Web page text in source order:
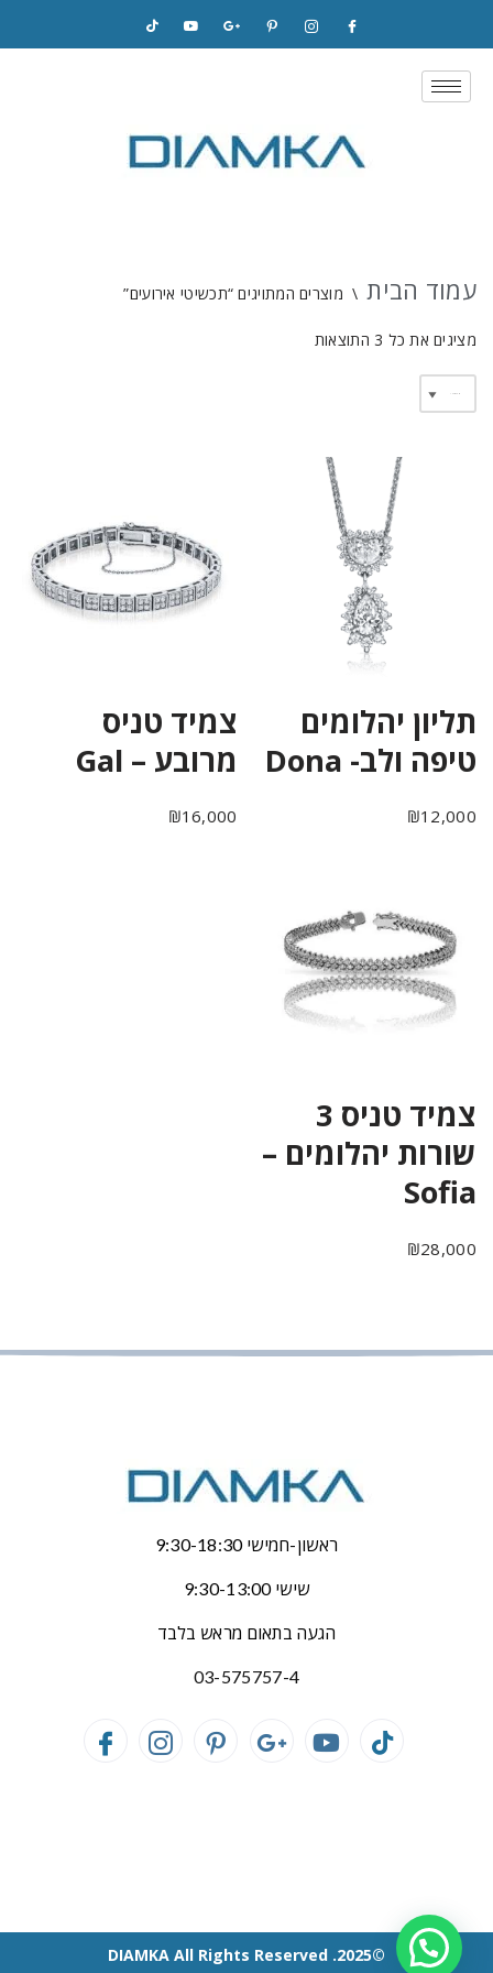
Skip
to
עמוד הבית \ מוצרים המתויגים “תכשיטי אירועים”
מציגים את כל ⁦3⁩ התוצאות
תליון יהלומים
טיפה ולב- Dona
₪12,000
צמיד טניס
מרובע – Gal
₪16,000
צמיד טניס 3
שורות יהלומים –
Sofia
₪28,000
ראשון-חמישי 9:30-18:30
שישי 9:30-13:00
הגעה בתאום מראש בלבד
03-575757-4
©2025. DIAMKA All Rights Reserved